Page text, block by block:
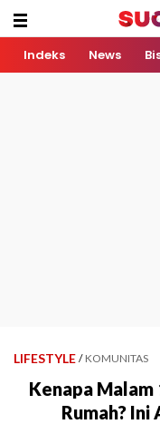
Indeks News
LIFESTYLE / KOMUNITAS
Kenapa
Rumah? Ini